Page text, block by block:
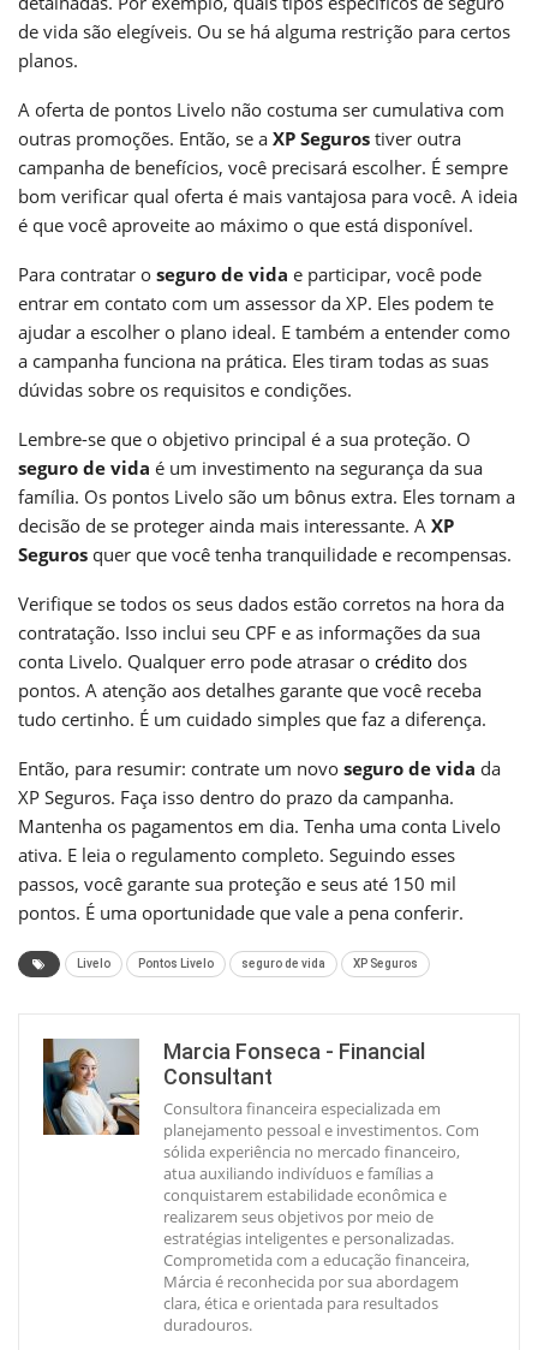
de vida são elegíveis. Ou se há alguma restrição para certos
planos.
A oferta de pontos Livelo não costuma ser cumulativa com
outras promoções. Então, se a XP Seguros tiver outra
campanha de benefícios, você precisará escolher. É sempre
bom verificar qual oferta é mais vantajosa para você. A ideia
é que você aproveite ao máximo o que está disponível.
Para contratar o seguro de vida e participar, você pode
entrar em contato com um assessor da XP. Eles podem te
ajudar a escolher o plano ideal. E também a entender como
a campanha funciona na prática. Eles tiram todas as suas
dúvidas sobre os requisitos e condições.
Lembre-se que o objetivo principal é a sua proteção. O
seguro de vida é um investimento na segurança da sua
família. Os pontos Livelo são um bônus extra. Eles tornam a
decisão de se proteger ainda mais interessante. A XP
Seguros quer que você tenha tranquilidade e recompensas.
Verifique se todos os seus dados estão corretos na hora da
contratação. Isso inclui seu CPF e as informações da sua
conta Livelo. Qualquer erro pode atrasar o crédito dos
pontos. A atenção aos detalhes garante que você receba
tudo certinho. É um cuidado simples que faz a diferença.
Então, para resumir: contrate um novo seguro de vida da
XP Seguros. Faça isso dentro do prazo da campanha.
Mantenha os pagamentos em dia. Tenha uma conta Livelo
ativa. E leia o regulamento completo. Seguindo esses
passos, você garante sua proteção e seus até 150 mil
pontos. É uma oportunidade que vale a pena conferir.
Livelo Pontos Livelo seguro de vida XP Seguros
Marcia Fonseca - Financial
Consultant
Consultora financeira especializada em
planejamento pessoal e investimentos. Com
sólida experiência no mercado financeiro,
atua auxiliando indivíduos e famílias a
conquistarem estabilidade econômica e
realizarem seus objetivos por meio de
estratégias inteligentes e personalizadas.
Comprometida com a educação financeira,
Márcia é reconhecida por sua abordagem
clara, ética e orientada para resultados
duradouros.